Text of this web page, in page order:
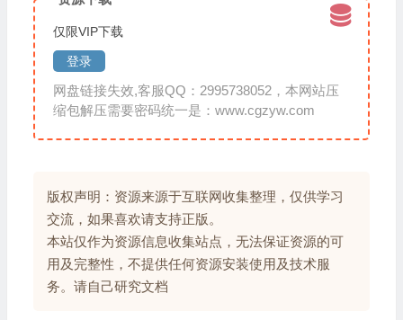
仅限VIP下载
登录
网盘链接失效,客服QQ：2995738052，本网站压
缩包解压需要密码统一是：www.cgzyw.com
版权声明：资源来源于互联网收集整理，仅供学习
交流，如果喜欢请支持正版。
本站仅作为资源信息收集站点，无法保证资源的可
用及完整性，不提供任何资源安装使用及技术服
务。请自己研究文档